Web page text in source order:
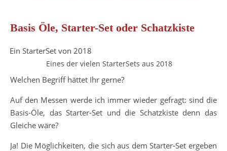
Basis Öle, Starter-Set oder Schatzkiste
Eines der vielen StarterSets aus 2018
Welchen Begriff hättet Ihr gerne?
Auf den Messen werde ich immer wieder gefragt: sind die
Basis-Öle, das Starter-Set und die Schatzkiste denn das
Gleiche wäre?
Ja! Die Möglichkeiten, die sich aus dem Starter-Set ergeben